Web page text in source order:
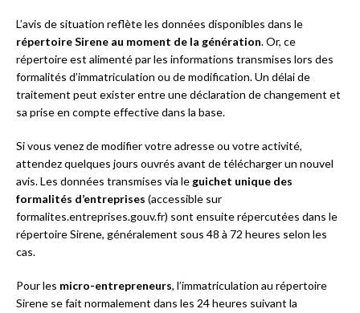
L’avis de situation reflète les données disponibles dans le
répertoire Sirene au moment de la génération. Or, ce
répertoire est alimenté par les informations transmises lors des
formalités d’immatriculation ou de modification. Un délai de
traitement peut exister entre une déclaration de changement et
sa prise en compte effective dans la base.
Si vous venez de modifier votre adresse ou votre activité,
attendez quelques jours ouvrés avant de télécharger un nouvel
avis. Les données transmises via le guichet unique des
formalités d’entreprises (accessible sur
formalites.entreprises.gouv.fr) sont ensuite répercutées dans le
répertoire Sirene, généralement sous 48 à 72 heures selon les
cas.
Pour les micro-entrepreneurs, l’immatriculation au répertoire
Sirene se fait normalement dans les 24 heures suivant la